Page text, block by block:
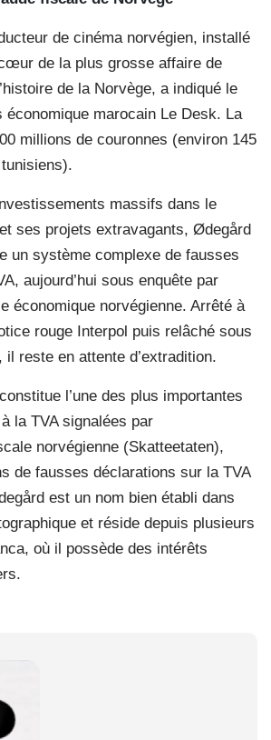
de cinéma norvégien, installé
de la plus grosse affaire de
de la Norvège, a indiqué le
économique marocain Le Desk. La
millions de couronnes (environ 145
massifs dans le
ses projets extravagants, Ødegård
un système complexe de fausses
aujourd’hui sous enquête par
économique norvégienne. Arrêté à
rouge Interpol puis relâché sous
reste en attente d’extradition.
l’une des plus importantes
la TVA signalées par
norvégienne (Skatteetaten),
de fausses déclarations sur la TVA
est un nom bien établi dans
et réside depuis plusieurs
où il possède des intérêts